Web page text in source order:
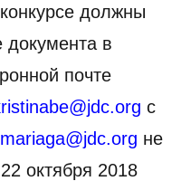
должны
в
почте
с
mariaga@jdc.org не
октября 2018